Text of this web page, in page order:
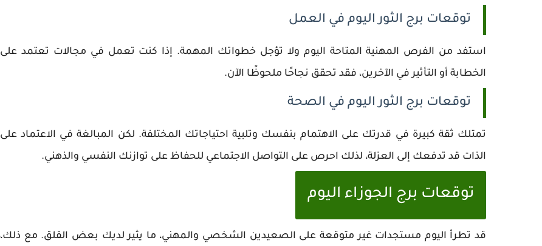
توقعات برج الثور اليوم في العمل
استفد من الفرص المهنية المتاحة اليوم ولا تؤجل خطواتك المهمة. إذا كنت تعمل في مجالات تعتمد على
الخطابة أو التأثير في الآخرين، فقد تحقق نجاحًا ملحوظًا الآن.
توقعات برج الثور اليوم في الصحة
تمتلك ثقة كبيرة في قدرتك على الاهتمام بنفسك وتلبية احتياجاتك المختلفة. لكن المبالغة في الاعتماد على
الذات قد تدفعك إلى العزلة، لذلك احرص على التواصل الاجتماعي للحفاظ على توازنك النفسي والذهني.
توقعات برج الجوزاء اليوم
قد تطرأ اليوم مستجدات غير متوقعة على الصعيدين الشخصي والمهني، ما يثير لديك بعض القلق. مع ذلك،